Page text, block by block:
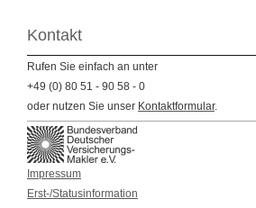
Kontakt
Rufen Sie einfach an unter
+49 (0) 80 51 - 90 58 - 0
oder nutzen Sie unser Kontaktformular.
Impressum
Erst-/Statusinformation